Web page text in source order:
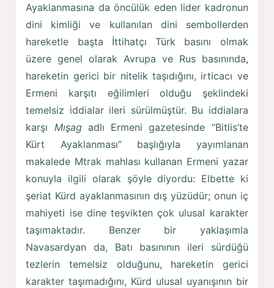
Ayaklanmasına da öncülük eden lider kadronun
dini kimliği ve kullanılan dini sembollerden
hareketle başta İttihatçı Türk basını olmak
üzere genel olarak Avrupa ve Rus basınında,
hareketin gerici bir nitelik taşıdığını, irticacı ve
Ermeni karşıtı eğilimleri olduğu şeklindeki
temelsiz iddialar ileri sürülmüştür. Bu iddialara
karşı Mışag adlı Ermeni gazetesinde “Bitlis’te
Kürt Ayaklanması” başlığıyla yayımlanan
makalede Mtrak mahlası kullanan Ermeni yazar
konuyla ilgili olarak şöyle diyordu: Elbette ki
şeriat Kürd ayaklanmasının dış yüzüdür; onun iç
mahiyeti ise dine teşvikten çok ulusal karakter
taşımaktadır. Benzer bir yaklaşımla
Navasardyan da, Batı basınının ileri sürdüğü
tezlerin temelsiz olduğunu, hareketin gerici
karakter taşımadığını, Kürd ulusal uyanışının bir